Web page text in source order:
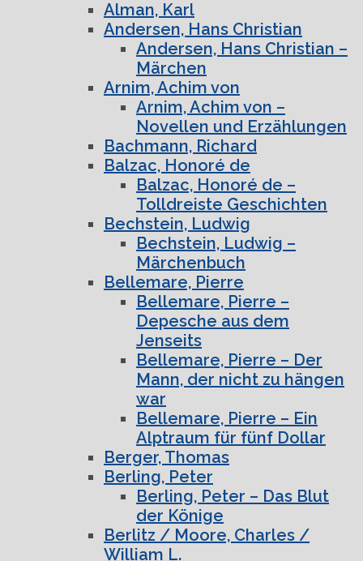
Alman, Karl
Andersen, Hans Christian
Andersen, Hans Christian –
Märchen
Arnim, Achim von
Arnim, Achim von –
Novellen und Erzählungen
Bachmann, Richard
Balzac, Honoré de
Balzac, Honoré de –
Tolldreiste Geschichten
Bechstein, Ludwig
Bechstein, Ludwig –
Märchenbuch
Bellemare, Pierre
Bellemare, Pierre –
Depesche aus dem
Jenseits
Bellemare, Pierre – Der
Mann, der nicht zu hängen
war
Bellemare, Pierre – Ein
Alptraum für fünf Dollar
Berger, Thomas
Berling, Peter
Berling, Peter – Das Blut
der Könige
Berlitz / Moore, Charles /
William L.